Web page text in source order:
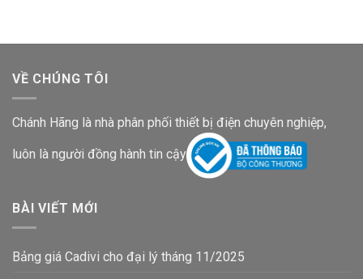
VỀ CHÚNG TÔI
Chánh Hãng là nhà phân phối thiết bị điện chuyên nghiệp,
luôn là người đồng hành tin cậy
BÀI VIẾT MỚI
Bảng giá Cadivi cho đại lý tháng 11/2025